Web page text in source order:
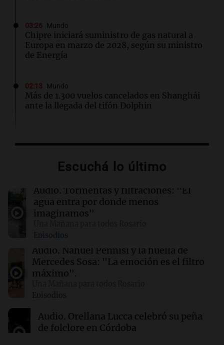
03:26 Mundo
Chipre iniciará suministro de gas natural a
Europa en marzo de 2028, según su ministro
de Energía
02:13 Mundo
Más de 1.300 vuelos cancelados en Shanghái
ante la llegada del tifón Dolphin
Airbnb acelera el lanzamiento de funciones
búsqueda
El Pentágono solicita a la industria de defensa
un aumento en la producción de armas
01:31 Ciencia
Reducir alimentos dulces no disminuye
antojos ni mejora la salud, según estudio
01:29 Mundo
El lago Mead alcanza su nivel más bajo en 90
años, evidenciando la crisis hídrica en EE.UU.
Escuchá lo último
Audio. Tormentas y filtraciones: "El
agua entra por donde menos
imaginamos"
Episodios
Audio. Nahuel Pennisi y la huella de
Mercedes Sosa: "La emoción es el filtro
máximo".
Episodios
Audio. Orellana Lucca celebró su peña
de folclore en Córdoba